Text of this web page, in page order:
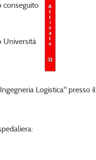
conseguito
Università
Logistica" presso il